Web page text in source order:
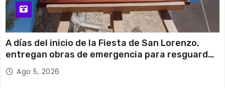
A días del inicio de la Fiesta de San Lorenzo,
entregan obras de emergencia para resguardar
su histórico campanario
Ago 5, 2026